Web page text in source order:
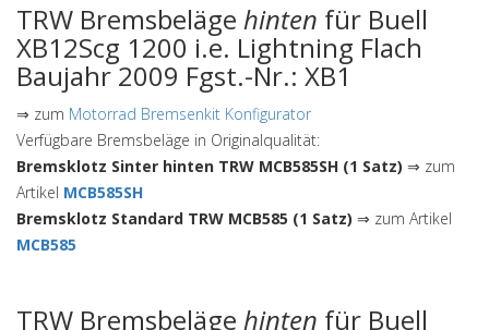
TRW Bremsbeläge hinten für Buell
XB12Scg 1200 i.e. Lightning Flach
Baujahr 2009 Fgst.-Nr.: XB1
⇒ zum Motorrad Bremsenkit Konfigurator
Verfügbare Bremsbeläge in Originalqualität:
Bremsklotz Sinter hinten TRW MCB585SH (1 Satz) ⇒ zum
Artikel MCB585SH
Bremsklotz Standard TRW MCB585 (1 Satz) ⇒ zum Artikel
MCB585
TRW Bremsbeläge hinten für Buell